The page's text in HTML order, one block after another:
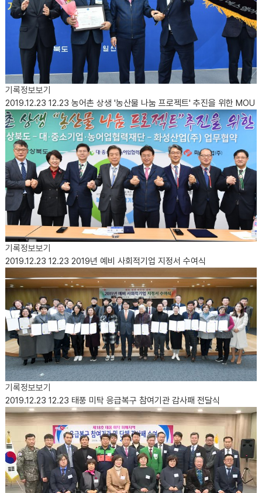
기록정보보기
2019.12.23 12.23 농어촌 상생 '농산물 나눔 프로젝트' 추진을 위한 MOU
기록정보보기
2019.12.23 12.23 2019년 예비 사회적기업 지정서 수여식
기록정보보기
2019.12.23 12.23 태풍 미탁 응급복구 참여기관 감사패 전달식